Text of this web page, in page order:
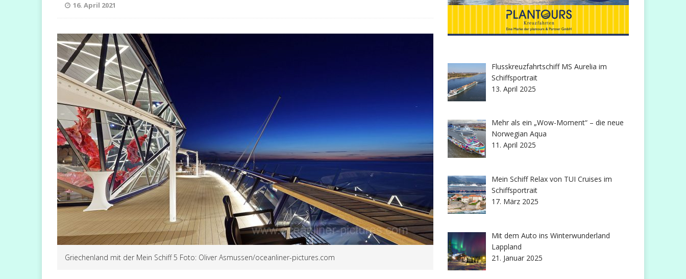
FLUSSKREUZFAHRT
CRUISES
[ 21. Januar 2025 ] Mit dem Auto ins Winterwunderland Lappland
NEWS
16. April 2021
Griechenland mit der Mein Schiff 5 Foto: Oliver Asmussen/oceanliner-pictures.com
Flusskreuzfahrtschiff MS Aurelia im
Schiffsportrait
13. April 2025
Mehr als ein „Wow-Moment“ – die neue
Norwegian Aqua
11. April 2025
Mein Schiff Relax von TUI Cruises im
Schiffsportrait
17. März 2025
Mit dem Auto ins Winterwunderland
Lappland
21. Januar 2025